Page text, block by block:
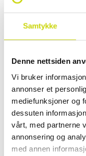
Samtykke
Denne nettsiden
Vi bruker
annonser et
mediefunksjoner og
dessuten
vårt, med partnerne
annonsering og
med annen
✓ 30 dager åpent kjøp
✓ Fri frakt ved kjøp over 999
✓ Rask levering med Posten
Proxis er Samsonites nye
ekstremt fleksibel i skallet!
ekslusivt multilag
sin form, er ekstremt
designet er gjort for å
Proxis med førtseklasses